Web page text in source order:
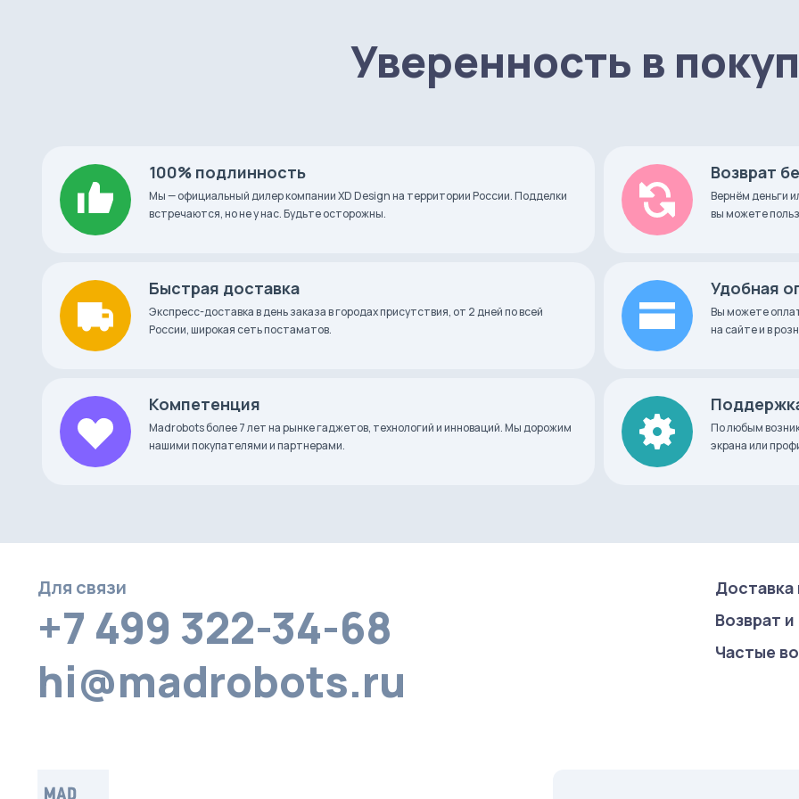
Трекер удаленности BeeWi Bluetooth Smart TrackerУверенность в
100% подлинность
Мы — официальный дилер компании XD Design на территории России. Подделки
встречаются, но не у нас. Будьте осторожны.
Возврат
Вернём деньги
вы можете
Быстрая доставка
Экспресс-доставка в день заказа в городах присутствия, от 2 дней по всей
России, широкая сеть постаматов.
Удобная
Вы можете
на сайте и в
Компетенция
Madrobots более 7 лет на рынке гаджетов, технологий и инноваций. Мы дорожим
нашими покупателями и партнерами.
По любым
экрана или
Для связи
+7 499 322-34-68
hi@madrobots.ru
Доставка
Возврат
Частые